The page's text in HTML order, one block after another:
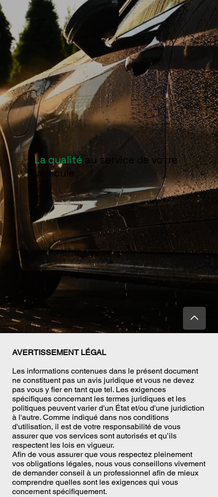
La qualité au service de votre
véhicule
AVERTISSEMENT LÉGAL
Les informations contenues dans le présent document
ne constituent pas un avis juridique et vous ne devez
pas vous y fier en tant que tel. Les exigences
spécifiques concernant les termes juridiques et les
politiques peuvent varier d'un État et/ou d'une juridiction
à l'autre. Comme indiqué dans nos conditions
d'utilisation, il est de votre responsabilité de vous
assurer que vos services sont autorisés et qu’ils
respectent les lois en vigueur.
Afin de vous assurer que vous respectez pleinement
vos obligations légales, nous vous conseillons vivement
de demander conseil à un professionnel afin de mieux
comprendre quelles sont les exigences qui vous
concernent spécifiquement.